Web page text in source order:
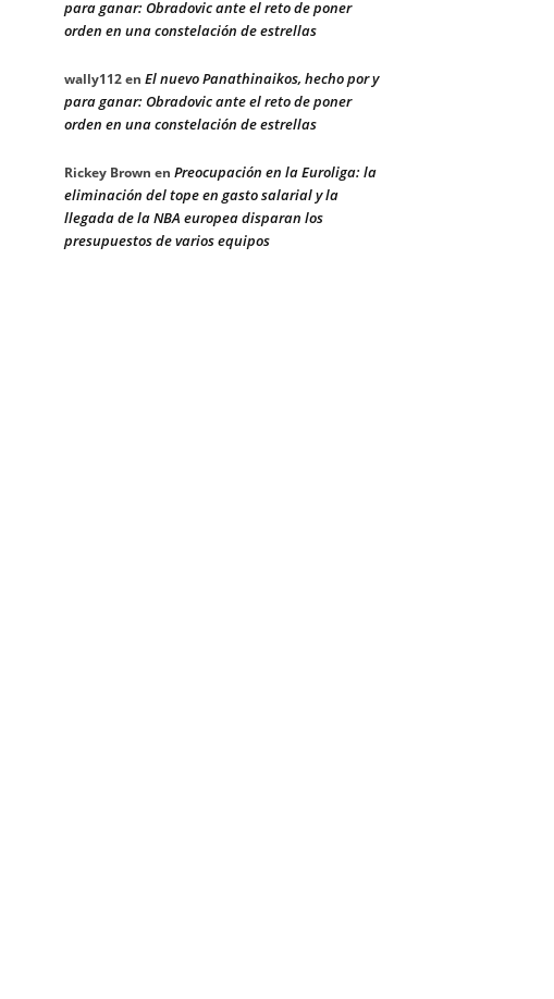
para ganar: Obradovic ante el reto de poner
orden en una constelación de estrellas
wally112en El nuevo Panathinaikos, hecho por y
para ganar: Obradovic ante el reto de poner
orden en una constelación de estrellas
Rickey Brown en Preocupación en la Euroliga: la
eliminación del tope en gasto salarial y la
llegada de la NBA europea disparan los
presupuestos de varios equipos